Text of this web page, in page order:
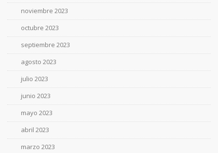
noviembre 2023
octubre 2023
septiembre 2023
agosto 2023
julio 2023
junio 2023
mayo 2023
abril 2023
marzo 2023